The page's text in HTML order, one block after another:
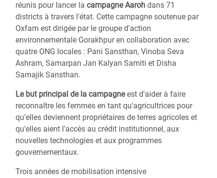
réunis pour lancer la campagne Aaroh dans 71
districts à travers l'état. Cette campagne soutenue par
Oxfam est dirigée par le groupe d'action
environnementale Gorakhpur en collaboration avec
quatre ONG locales : Pani Sansthan, Vinoba Seva
Ashram, Samarpan Jan Kalyan Samiti et Disha
Samajik Sansthan.
Le but principal de la campagneest d'aider à faire
reconnaître les femmes en tant qu'agricultrices pour
qu'elles deviennent propriétaires de terres agricoles et
qu'elles aient l'accès au crédit institutionnel, aux
nouvelles technologies et aux programmes
gouvernementaux.
Trois années de mobilisation intensive